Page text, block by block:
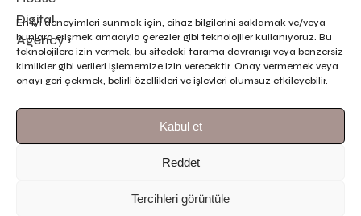
En iyi deneyimleri sunmak için, cihaz bilgilerini saklamak ve/veya
bunlara erişmek amacıyla çerezler gibi teknolojiler kullanıyoruz. Bu
teknolojilere izin vermek, bu sitedeki tarama davranışı veya benzersiz
kimlikler gibi verileri işlememize izin verecektir. Onay vermemek veya
onayı geri çekmek, belirli özellikleri ve işlevleri olumsuz etkileyebilir.
Kabul et
Reddet
Tercihleri görüntüle